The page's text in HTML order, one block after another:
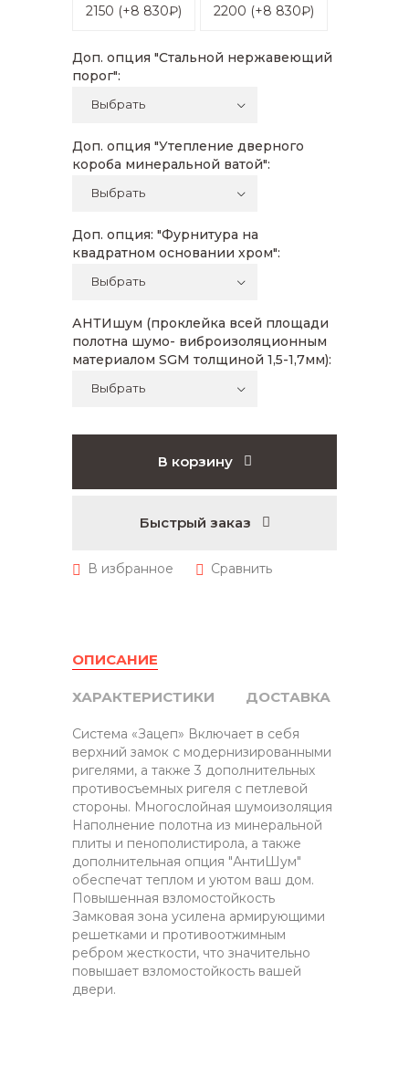
2150 (+8 830₽) 2200 (+8 830₽)
Доп. опция "Стальной нержавеющий
порог":
Доп. опция "Утепление дверного
короба минеральной ватой":
Доп. опция: "Фурнитура на
квадратном основании хром":
АНТИшум (проклейка всей площади
полотна шумо- виброизоляционным
материалом SGM толщиной 1,5-1,7мм):
В корзину
Быстрый заказ
ОПИСАНИЕ
ХАРАКТЕРИСТИКИ ДОСТАВКА
Система «Зацеп» Включает в себя
верхний замок с модернизированными
ригелями, а также 3 дополнительных
противосъемных ригеля с петлевой
стороны. Многослойная шумоизоляция
Наполнение полотна из минеральной
плиты и пенополистирола, а также
дополнительная опция "АнтиШум"
обеспечат теплом и уютом ваш дом.
Повышенная взломостойкость
Замковая зона усилена армирующими
решетками и противоотжимным
ребром жесткости, что значительно
повышает взломостойкость вашей
двери.